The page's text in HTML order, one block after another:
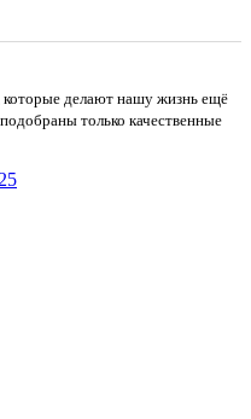
делают нашу жизнь ещё
только качественные